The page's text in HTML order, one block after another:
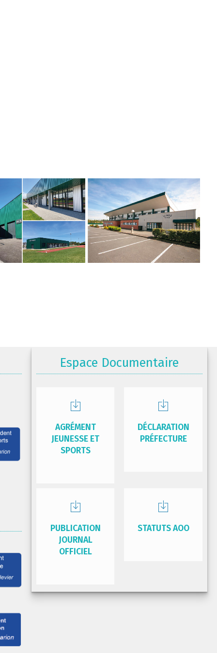
Espace Documentaire
AGRÉMENT
JEUNESSE ET
SPORTS
DÉCLARATION
PRÉFECTURE
PUBLICATION
JOURNAL
OFFICIEL
STATUTS AOO